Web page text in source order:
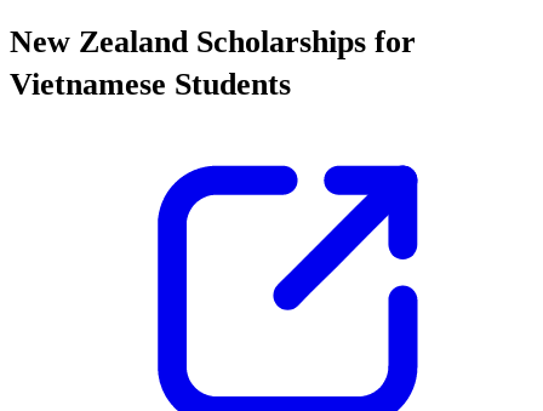
New Zealand Scholarships for
Vietnamese Students